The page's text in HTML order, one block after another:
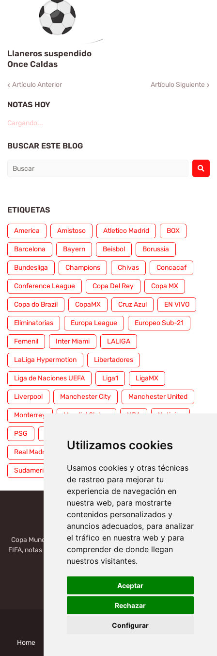
Utilizamos cookies
Usamos cookies y otras técnicas
de rastreo para mejorar tu
experiencia de navegación en
nuestra web, para mostrarte
contenidos personalizados y
anuncios adecuados, para analizar
el tráfico en nuestra web y para
comprender de donde llegan
nuestros visitantes.
Aceptar
Rechazar
Configurar
Llaneros suspendido
Once Caldas
Artículo Anterior Artículo Siguiente
NOTAS HOY
Cargando...
BUSCAR ESTE BLOG
ETIQUETAS
America Amistoso Atletico Madrid BOX
Barcelona Bayern Beisbol Borussia
Bundesliga Champions Chivas Concacaf
Conference League Copa Del Rey Copa MX
Copa do Brazil CopaMX Cruz Azul EN VIVO
Eliminatorias Europa League Europeo Sub-21
Femenil Inter Miami LALIGA
LaLiga Hypermotion Libertadores
Liga de Naciones UEFA Liga1 LigaMX
Liverpool Manchester City Manchester United
Monterrey Mundial Clubes NBA Noticias
PSG
Real Madrid Selección Mexicana Serie A
Sudamericana Tigres Toluca UFC WWE
Copa Mundial 2026, México, USA, Canadá: Copa del Mundo de la
FIFA, notas deportivas de la liga de Serie A, Liga MX, LALIGA. Toda
la información del futbol mundial.
Mundial de Clubes 2025
Home